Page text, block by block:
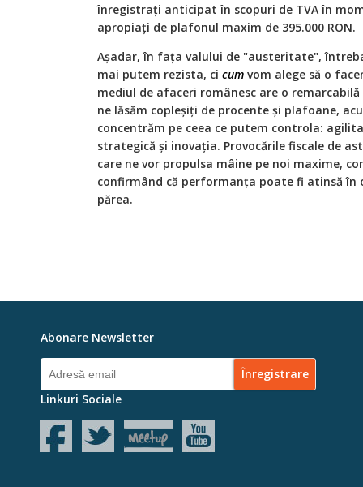
înregistrați anticipat în scopuri de TVA în
apropiați de plafonul maxim de 395.000 RON.
Așadar, în fața valului de "austeritate",
mai putem rezista, ci cum vom alege să o
mediul de afaceri românesc are o
ne lăsăm copleșiți de procente și plafoane,
concentrăm pe ceea ce putem controla:
strategică și inovația. Provocările fiscale de
care ne vor propulsa mâine pe noi maxime,
confirmând că performanța poate fi atinsă în
părea.
Abonare Newsletter
Linkuri Sociale